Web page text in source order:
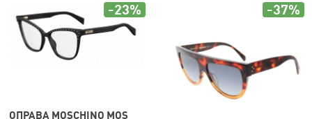
ОПРАВА MOSCHINO MOS
-23% -37%